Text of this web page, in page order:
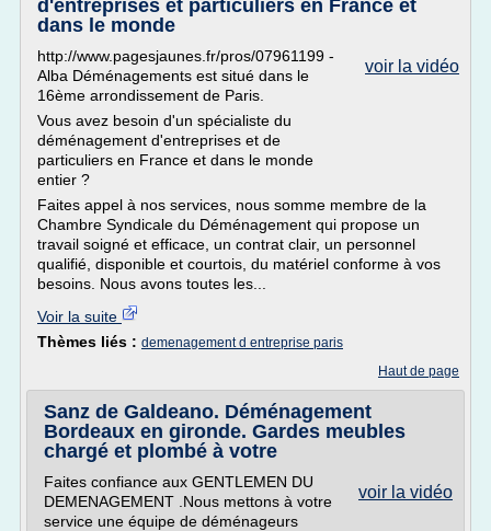
d'entreprises et particuliers en France et
dans le monde
voir la vidéo
http://www.pagesjaunes.fr/pros/07961199 -
Alba Déménagements est situé dans le
16ème arrondissement de Paris.
Vous avez besoin d'un spécialiste du
déménagement d'entreprises et de
particuliers en France et dans le monde
entier ?
Faites appel à nos services, nous somme membre de la
Chambre Syndicale du Déménagement qui propose un
travail soigné et efficace, un contrat clair, un personnel
qualifié, disponible et courtois, du matériel conforme à vos
besoins. Nous avons toutes les...
Voir la suite
Thèmes liés : demenagement d entreprise paris
Haut de page
Sanz de Galdeano. Déménagement
Bordeaux en gironde. Gardes meubles
chargé et plombé à votre
voir la vidéo
Faites confiance aux GENTLEMEN DU
DEMENAGEMENT .Nous mettons à votre
service une équipe de déménageurs